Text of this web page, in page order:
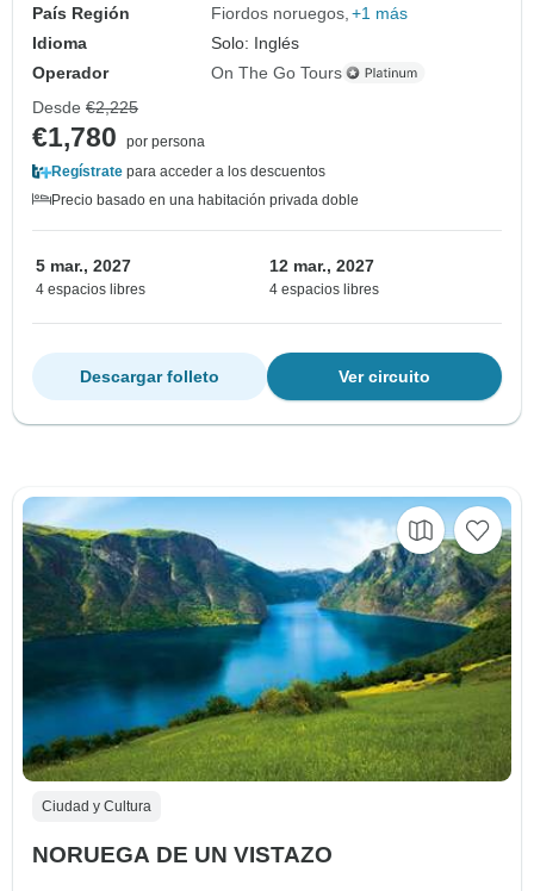
País Región Fiordos noruegos +1 más
Idioma
Solo: Inglés
Operador
On The Go Tours
Desde €2,225
€1,780
por persona
Regístrate para acceder a los descuentos
Precio basado en una habitación privada doble
5 mar., 2027
4 espacios libres
12 mar., 2027
4 espacios libres
Ver circuito
Descargar folleto
Ciudad y Cultura
NORUEGA DE UN VISTAZO